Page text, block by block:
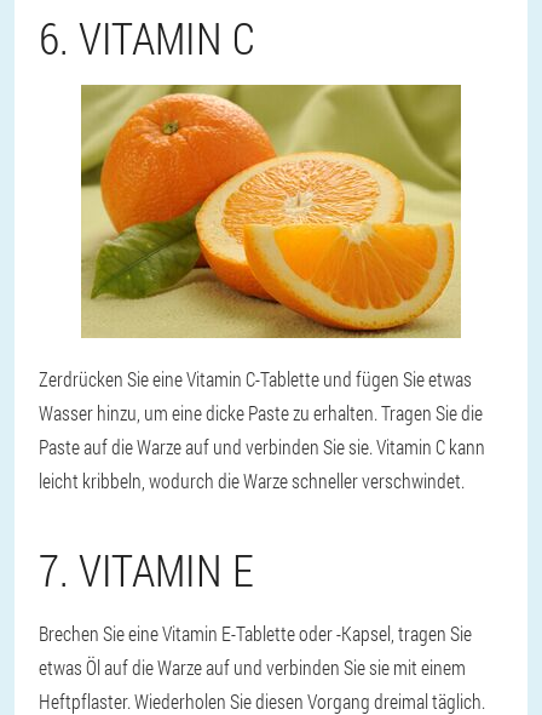
6. VITAMIN C
Zerdrücken Sie eine Vitamin C-Tablette und fügen Sie etwas
Wasser hinzu, um eine dicke Paste zu erhalten. Tragen Sie die
Paste auf die Warze auf und verbinden Sie sie. Vitamin C kann
leicht kribbeln, wodurch die Warze schneller verschwindet.
7. VITAMIN E
Brechen Sie eine Vitamin E-Tablette oder -Kapsel, tragen Sie
etwas Öl auf die Warze auf und verbinden Sie sie mit einem
Heftpflaster. Wiederholen Sie diesen Vorgang dreimal täglich.